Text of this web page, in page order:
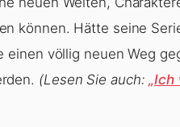
können. Hätte seine
völlig neuen Weg
(Lesen Sie auch:„Ich